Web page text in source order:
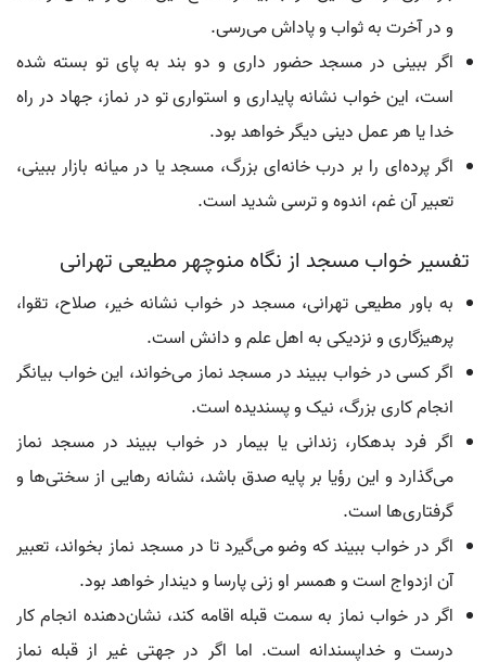
و در آخرت به ثواب و پاداش می‌رسی.
اگر ببینی در مسجد حضور داری و دو بند به پای تو بسته شده
است، این خواب نشانه پایداری و استواری تو در نماز، جهاد در راه
خدا یا هر عمل دینی دیگر خواهد بود.
اگر پرده‌ای را بر درب خانه‌ای بزرگ، مسجد یا در میانه بازار ببینی،
تعبیر آن غم، اندوه و ترسی شدید است.
تفسیر خواب مسجد از نگاه منوچهر مطیعی تهرانی
به باور مطیعی تهرانی، مسجد در خواب نشانه خیر، صلاح، تقوا،
پرهیزگاری و نزدیکی به اهل علم و دانش است.
اگر کسی در خواب ببیند در مسجد نماز می‌خواند، این خواب بیانگر
انجام کاری بزرگ، نیک و پسندیده است.
اگر فرد بدهکار، زندانی یا بیمار در خواب ببیند در مسجد نماز
می‌گذارد و این رؤیا بر پایه صدق باشد، نشانه رهایی از سختی‌ها و
گرفتاری‌ها است.
اگر در خواب ببیند که وضو می‌گیرد تا در مسجد نماز بخواند، تعبیر
آن ازدواج است و همسر او زنی پارسا و دیندار خواهد بود.
اگر در خواب نماز به سمت قبله اقامه کند، نشان‌دهنده انجام کار
درست و خداپسندانه است. اما اگر در جهتی غیر از قبله نماز